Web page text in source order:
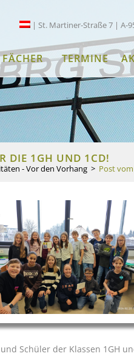
| St. Martiner-Straße 7 | A-
FÄCHER TERMINE
DIE 1GH UND 1CD!
- Vor den Vorhang > Post
Schüler der Klassen 1GH